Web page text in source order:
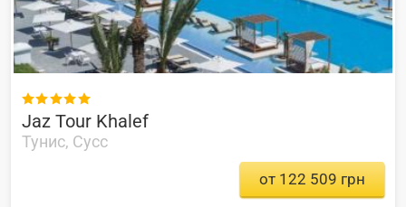

Jaz Tour Khalef
Тунис, Сусс
от 122 509 грн